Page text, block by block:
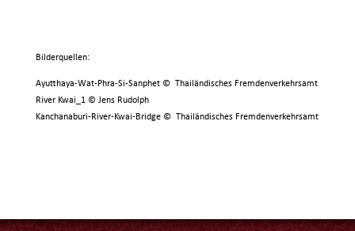
Bilderquellen:
Ayutthaya-Wat-Phra-Si-Sanphet © Thailändisches Fremdenverkehrsamt
River Kwai_1 © Jens Rudolph
Kanchanaburi-River-Kwai-Bridge © Thailändisches Fremdenverkehrsamt